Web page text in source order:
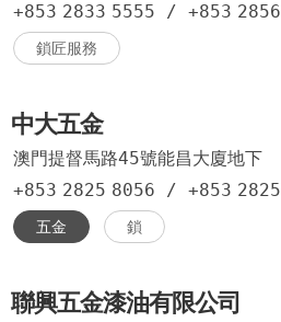
+853 2833 5555 / +853 2856
鎖匠服務
中大五金
澳門提督馬路45號能昌大廈地下
+853 2825 8056 / +853 2825
五金 鎖
聯興五金漆油有限公司